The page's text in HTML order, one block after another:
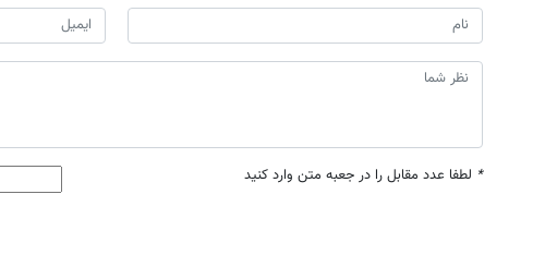
* لطفا عدد مقابل را در جعبه متن وارد کنید